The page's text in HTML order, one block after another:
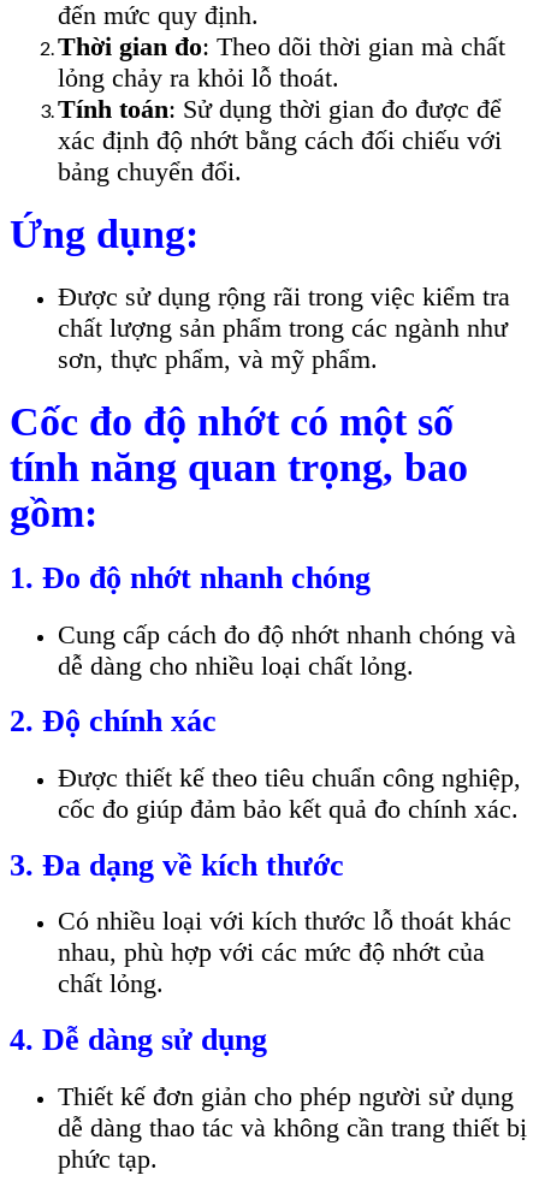
đến mức quy định.
Thời gian đo: Theo dõi thời gian mà chất
lỏng chảy ra khỏi lỗ thoát.
Tính toán: Sử dụng thời gian đo được để
xác định độ nhớt bằng cách đối chiếu với
bảng chuyển đổi.
Ứng dụng:
Được sử dụng rộng rãi trong việc kiểm tra
chất lượng sản phẩm trong các ngành như
sơn, thực phẩm, và mỹ phẩm.
Cốc đo độ nhớt có một số
tính năng quan trọng, bao
gồm:
1. Đo độ nhớt nhanh chóng
Cung cấp cách đo độ nhớt nhanh chóng và
dễ dàng cho nhiều loại chất lỏng.
2. Độ chính xác
Được thiết kế theo tiêu chuẩn công nghiệp,
cốc đo giúp đảm bảo kết quả đo chính xác.
3. Đa dạng về kích thước
Có nhiều loại với kích thước lỗ thoát khác
nhau, phù hợp với các mức độ nhớt của
chất lỏng.
4. Dễ dàng sử dụng
Thiết kế đơn giản cho phép người sử dụng
dễ dàng thao tác và không cần trang thiết bị
phức tạp.